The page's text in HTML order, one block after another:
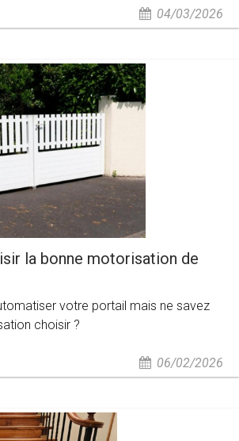
04/03/2026
la bonne motorisation de
votre portail mais ne savez
choisir ?
06/02/2026